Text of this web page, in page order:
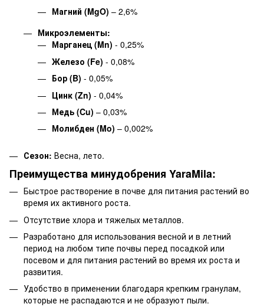
Магний (MgO) – 2,6%
Микроэлементы:
Марганец (Mn) - 0,25%
Железо (Fe) - 0,08%
Бор (B) - 0,05%
Цинк (Zn) - 0,04%
Медь (Cu) – 0,03%
Молибден (Mo) – 0,002%
Сезон: Весна, лето.
Преимущества минудобрения YaraMila:
Быстрое растворение в почве для питания растений во
время их активного роста.
Отсутствие хлора и тяжелых металлов.
Разработано для использования весной и в летний
период на любом типе почвы перед посадкой или
посевом и для питания растений во время их роста и
развития.
Удобство в применении благодаря крепким гранулам,
которые не распадаются и не образуют пыли.